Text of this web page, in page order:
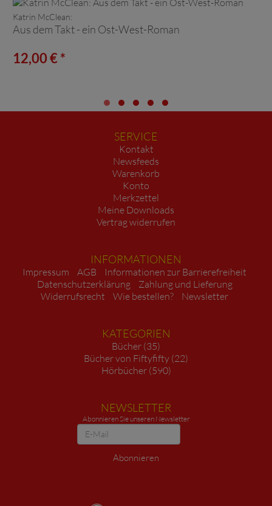
Katrin McClean:
Aus dem Takt - ein Ost-West-Roman
12,00 € *
SERVICE
Kontakt
Newsfeeds
Warenkorb
Konto
Merkzettel
Meine Downloads
Vertrag widerrufen
INFORMATIONEN
Impressum AGB
Informationen zur Barrierefreiheit
Datenschutzerklärung
Zahlung und Lieferung
Widerrufsrecht
Wie bestellen? Newsletter
KATEGORIEN
Bücher (35)
Bücher von Fiftyfifty (22)
Hörbücher (590)
NEWSLETTER
Abonnieren Sie unseren Newsletter
Newsletter
Abonnieren